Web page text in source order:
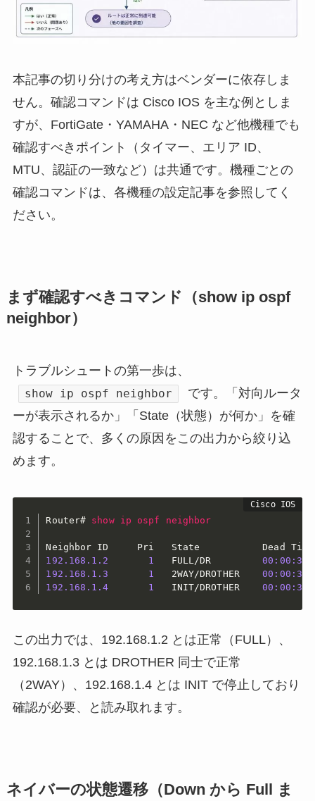
本記事の切り分けの考え方はベンダーに依存しま
せん。確認コマンドは Cisco IOS を主な例としま
すが、FortiGate・YAMAHA・NEC など他機種でも
確認すべきポイント（タイマー、エリア ID、
MTU、認証の一致など）は共通です。機種ごとの
確認コマンドは、各機種の設定記事を参照してく
ださい。
まず確認すべきコマンド（show ip ospf
neighbor）
トラブルシュートの第一歩は、
show ip ospf neighbor
です。「対向ルータ
ーが表示されるか」「State（状態）が何か」を確
認することで、多くの原因をこの出力から絞り込
めます。
Router# show ip ospf neighbor
192.168.1.2 1
   FULL/DR
00:00:35
192.168.1.3
1
   2WAY/DROTHER
00:00:32
192.168.1.4
1
   INIT/DROTHER
00:00:31
この出力では、192.168.1.2 とは正常（FULL）、
192.168.1.3 とは DROTHER 同士で正常
（2WAY）、192.168.1.4 とは INIT で停止しており
確認が必要、と読み取れます。
ネイバーの状態遷移（Down から Full ま